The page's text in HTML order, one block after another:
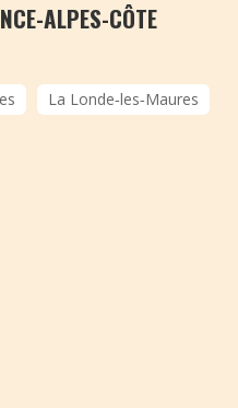
ALPES-CÔTE
La Londe‑les‑Maures